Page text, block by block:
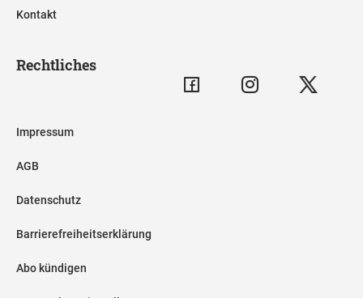
Kontakt
Rechtliches
Impressum
AGB
Datenschutz
Barrierefreiheitserklärung
Abo kündigen